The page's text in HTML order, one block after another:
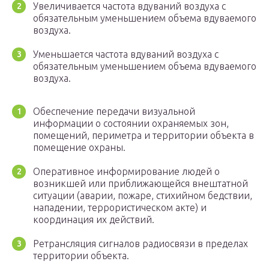
Увеличивается частота вдуваний воздуха с
обязательным уменьшением объема вдуваемого
воздуха.
Уменьшается частота вдуваний воздуха с
обязательным уменьшением объема вдуваемого
воздуха.
Обеспечение передачи визуальной
информации о состоянии охраняемых зон,
помещений, периметра и территории объекта в
помещение охраны.
Оперативное информирование людей о
возникшей или приближающейся внештатной
ситуации (аварии, пожаре, стихийном бедствии,
нападении, террористическом акте) и
координация их действий.
Ретрансляция сигналов радиосвязи в пределах
территории объекта.